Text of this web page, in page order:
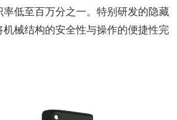
低至百万分之一。特别研发的隐藏
械结构的安全性与操作的便捷性完